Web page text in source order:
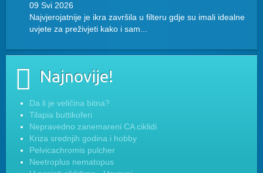
09 Svi 2026
Najvjerojatnije je ikra završila u filteru gdje su imali idealne
uvjete za preživjeti kako i sam...
Najnovije!
Da li je veličina bitna?
Tilapia buttikoferi
Nepravedno zanemareni CA ciklidi
Kriza srednjih godina i hobby
Pelvicachromis pulcher
Neetroplus nematopus